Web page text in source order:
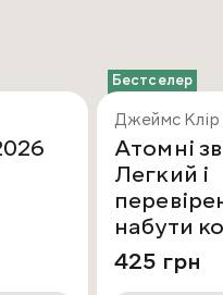
Бестселер
Джеймс Клір
Атомні
Легкий і
набути
звичок і
звичок
425 грн